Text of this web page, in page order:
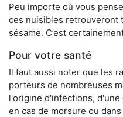
Peu importe où vous
ces nuisibles retrouveront
sésame. C’est
Pour votre santé
Il faut aussi noter que les
porteurs de nombreuses
l'origine d'infections,
en cas de morsure ou